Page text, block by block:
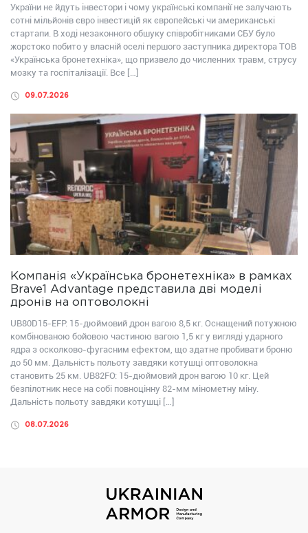
України не йдуть інвестори і чому українські компанії не залучають
сотні мільйонів євро інвестицій як європейські чи американські
стартапи. В ході незаконного обшуку співробітниками СБУ було
жорстоко побито у власній оселі першого заступника директора ТОВ
«Українська бронетехніка», що призвело до численних травм, струсу
мозку та госпіталізації. Все […]
09.07.2026
Компанія «Українська бронетехніка» в рамках
Brave1 Advantage представила дві моделі
дронів на оптоволокні
UB80D15-EFP: 15-дюймовий дрон вагою 8,5 кг. Оснащений потужною
комбінованою бойовою частиною вагою 1,5 кг у вигляді ударного
ядра з осколково-фугасним ефектом, що здатне пробивати броню
до 50 мм. Дальність польоту завдяки котушці оптоволокна
становить 25 км. UB82FО: 15-дюймовий дрон вагою 10 кг. Цей
безпілотник несе на собі повноцінну 82-мм мінометну міну.
Дальність польоту завдяки котушці […]
08.07.2026